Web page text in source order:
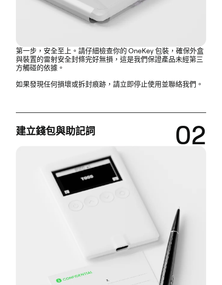
第一步，安全至上。請仔細檢查你的 OneKey 包裝，確保外盒
與裝置的雷射安全封條完好無損 ，這是我們保證產品未經第三
方觸碰的依據。
如果發現任何損壞或拆封痕跡，請立即停止使用並聯絡我們。
建立錢包與助記詞 02